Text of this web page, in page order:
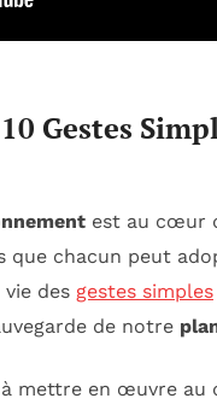
Gestes
est au cœur
que chacun peut
des gestes simples
de notre
mettre en œuvre au